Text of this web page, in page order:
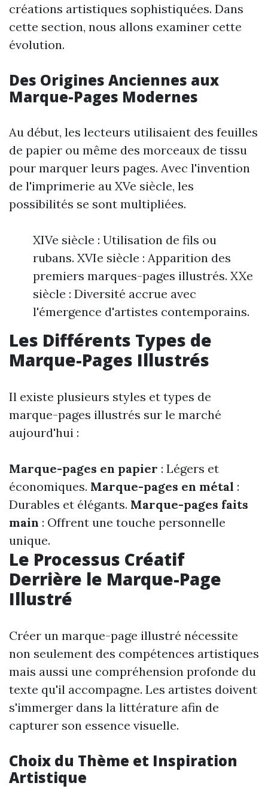
créations artistiques sophistiquées. Dans
cette section, nous allons examiner cette
évolution.
Des Origines Anciennes aux
Marque-Pages Modernes
Au début, les lecteurs utilisaient des feuilles
de papier ou même des morceaux de tissu
pour marquer leurs pages. Avec l'invention
de l'imprimerie au XVe siècle, les
possibilités se sont multipliées.
XIVe siècle : Utilisation de fils ou
rubans. XVIe siècle : Apparition des
premiers marques-pages illustrés. XXe
siècle : Diversité accrue avec
l'émergence d'artistes contemporains.
Les Différents Types de
Marque-Pages Illustrés
Il existe plusieurs styles et types de
marque-pages illustrés sur le marché
aujourd'hui :
Marque-pages en papier : Légers et
économiques. Marque-pages en métal :
Durables et élégants. Marque-pages faits
main : Offrent une touche personnelle
unique.
Le Processus Créatif
Derrière le Marque-Page
Illustré
Créer un marque-page illustré nécessite
non seulement des compétences artistiques
mais aussi une compréhension profonde du
texte qu'il accompagne. Les artistes doivent
s'immerger dans la littérature afin de
capturer son essence visuelle.
Choix du Thème et Inspiration
Artistique